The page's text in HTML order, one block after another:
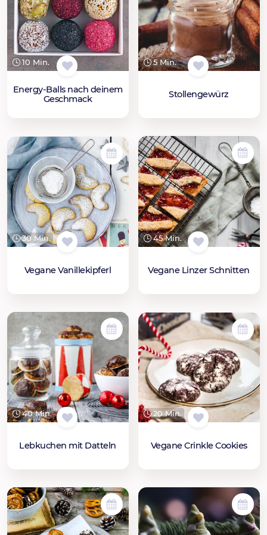
10 Min.
Energy-Balls nach deinem
Geschmack
5 Min.
Stollengewürz
30 Min.
Vegane Vanillekipferl
45 Min.
Vegane Linzer Schnitten
40 Min.
Lebkuchen mit Datteln
20 Min.
Vegane Crinkle Cookies